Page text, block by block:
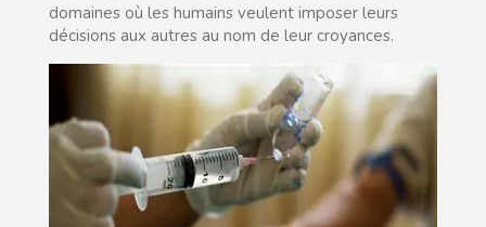
domaines où les humains veulent imposer leurs
décisions aux autres au nom de leur croyances.